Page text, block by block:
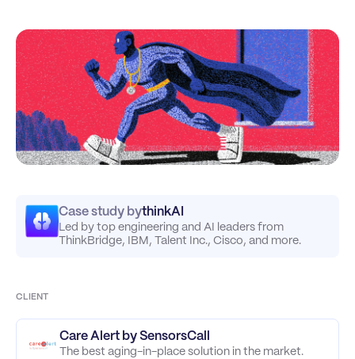
Case study bythinkAI
Led by top engineering and AI leaders from
ThinkBridge, IBM, Talent Inc., Cisco, and more.
CLIENT
Care Alert by SensorsCall
The best aging-in-place solution in the market​.